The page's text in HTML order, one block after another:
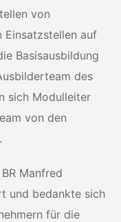
von
Einsatzstellen auf
Basisausbildung
des
sich Modulleiter
von den
Manfred
und bedankte sich
für die